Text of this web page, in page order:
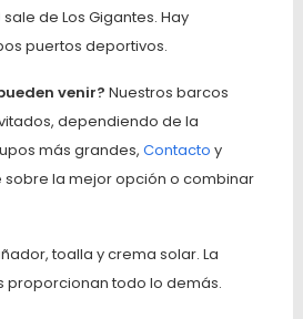
de Los Gigantes. Hay
puertos deportivos.
venir? Nuestros barcos
dependiendo de la
más grandes,Contacto y
la mejor opción o combinar
toalla y crema solar. La
proporcionan todo lo demás.